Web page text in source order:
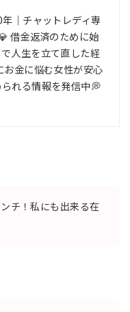
｜チャットレディ専
借金返済のために始
人生を立て直した経
お金に悩む女性が安心
れる情報を発信中💭
チ！私にも出来る在